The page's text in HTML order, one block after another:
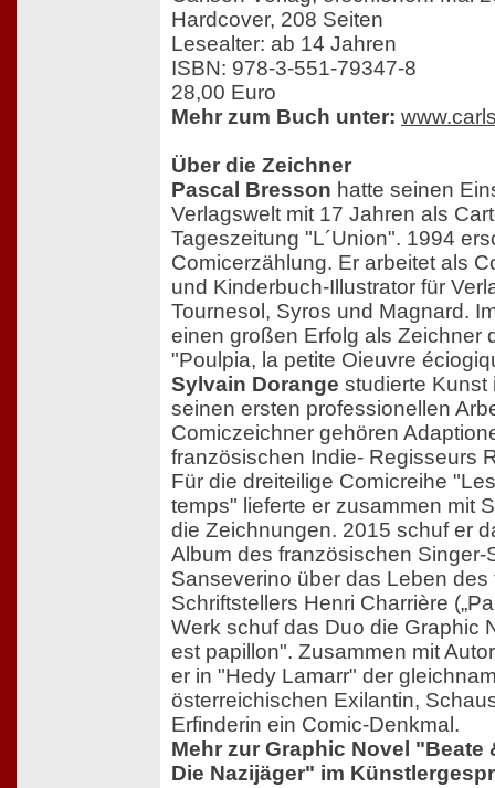
Hardcover, 208 Seiten
Lesealter: ab 14 Jahren
ISBN: 978-3-551-79347-8
28,00 Euro
Mehr zum Buch unter:
Über die Zeichner
Pascal Bresson hatte seinen
Verlagswelt mit 17 Jahren als
Tageszeitung "L´Union". 1994
Comicerzählung. Er arbeitet als
und Kinderbuch-Illustrator für
Tournesol, Syros und Magnard.
einen großen Erfolg als Zeichner
"Poulpia, la petite Oieuvre
Sylvain Dorange studierte Kunst
seinen ersten professionellen
Comiczeichner gehören
französischen Indie- Regisseurs
Für die dreiteilige Comicreihe
temps" lieferte er zusammen mit
die Zeichnungen. 2015 schuf er
Album des französischen Singer-
Sanseverino über das Leben
Schriftstellers Henri Charrière
Werk schuf das Duo die Graphic
est papillon". Zusammen mit
er in "Hedy Lamarr" der
österreichischen Exilantin,
Erfinderin ein Comic-Denkmal.
Mehr zur Graphic Novel "Beate
Die Nazijäger" im